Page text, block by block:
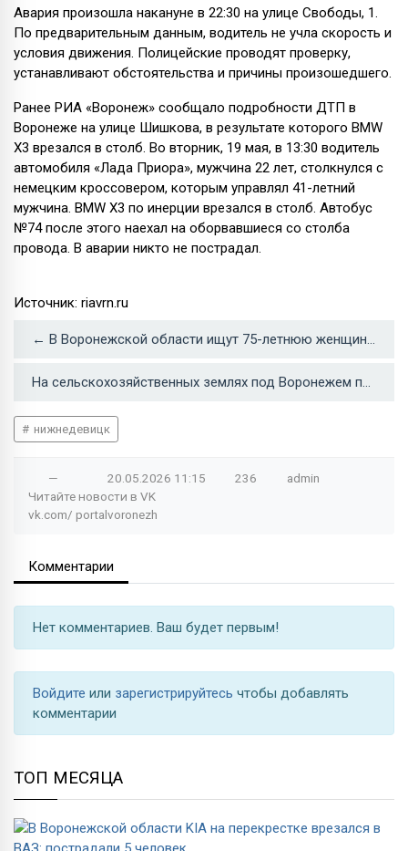
Авария произошла накануне в 22:30 на улице Свободы, 1.
По предварительным данным, водитель не учла скорость и
условия движения. Полицейские проводят проверку,
устанавливают обстоятельства и причины произошедшего.
Ранее РИА «Воронеж» сообщало подробности ДТП в
Воронеже на улице Шишкова, в результате которого BMW
X3 врезался в столб. Во вторник, 19 мая, в 13:30 водитель
автомобиля «Лада Приора», мужчина 22 лет, столкнулся с
немецким кроссовером, которым управлял 41-летний
мужчина. BMW X3 по инерции врезался в столб. Автобус
№74 после этого наехал на оборвавшиеся со столба
провода. В аварии никто не пострадал.
Источник: riavrn.ru
← В Воронежской области ищут 75-летнюю женщину в белом платке и очках
На сельскохозяйственных землях под Воронежем планируют открыть обувную фабрику →
нижнедевицк
— 20.05.2026 11:15 236
admin
Читайте новости в VK
vk.com/ portalvoronezh
Комментарии
Нет комментариев. Ваш будет первым!
Войдите или зарегистрируйтесь чтобы добавлять
комментарии
ТОП МЕСЯЦА